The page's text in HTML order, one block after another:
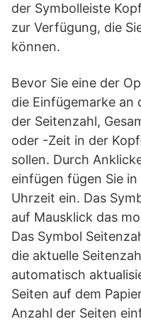
der Symbolleiste
zur Verfügung, die
können.
Bevor Sie eine der
die Einfügemarke an
der Seitenzahl,
oder -Zeit in der
sollen. Durch
einfügen fügen Sie
Uhrzeit ein. Das
auf Mausklick das
Das Symbol
die aktuelle
automatisch
Seiten auf dem
Anzahl der Seiten